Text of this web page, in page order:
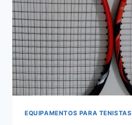
EQUIPAMENTOS PARA TENISTAS